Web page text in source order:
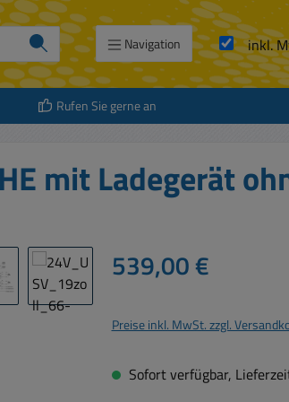
Navigation inkl.
Rufen Sie gerne an
mit Ladegerät
Regulärer Preis:
539,00 €
Preise inkl. MwSt. zzgl.
Sofort verfügbar,